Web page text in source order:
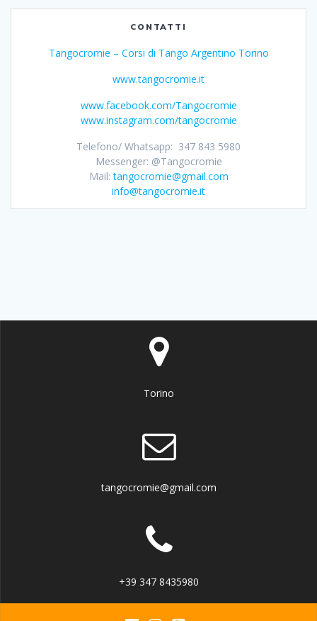
CONTATTI
Tangocromie – Corsi di Tango Argentino Torino
www.tangocromie.it
www.facebook.com/Tangocromie
www.instagram.com/tangocromie
Telefono/ Whatsapp: 347 843 5980
Messenger: @Tangocromie
Mail:tangocromie@gmail.com
info@tangocromie.it
Torino
tangocromie@gmail.com
+39 347 8435980